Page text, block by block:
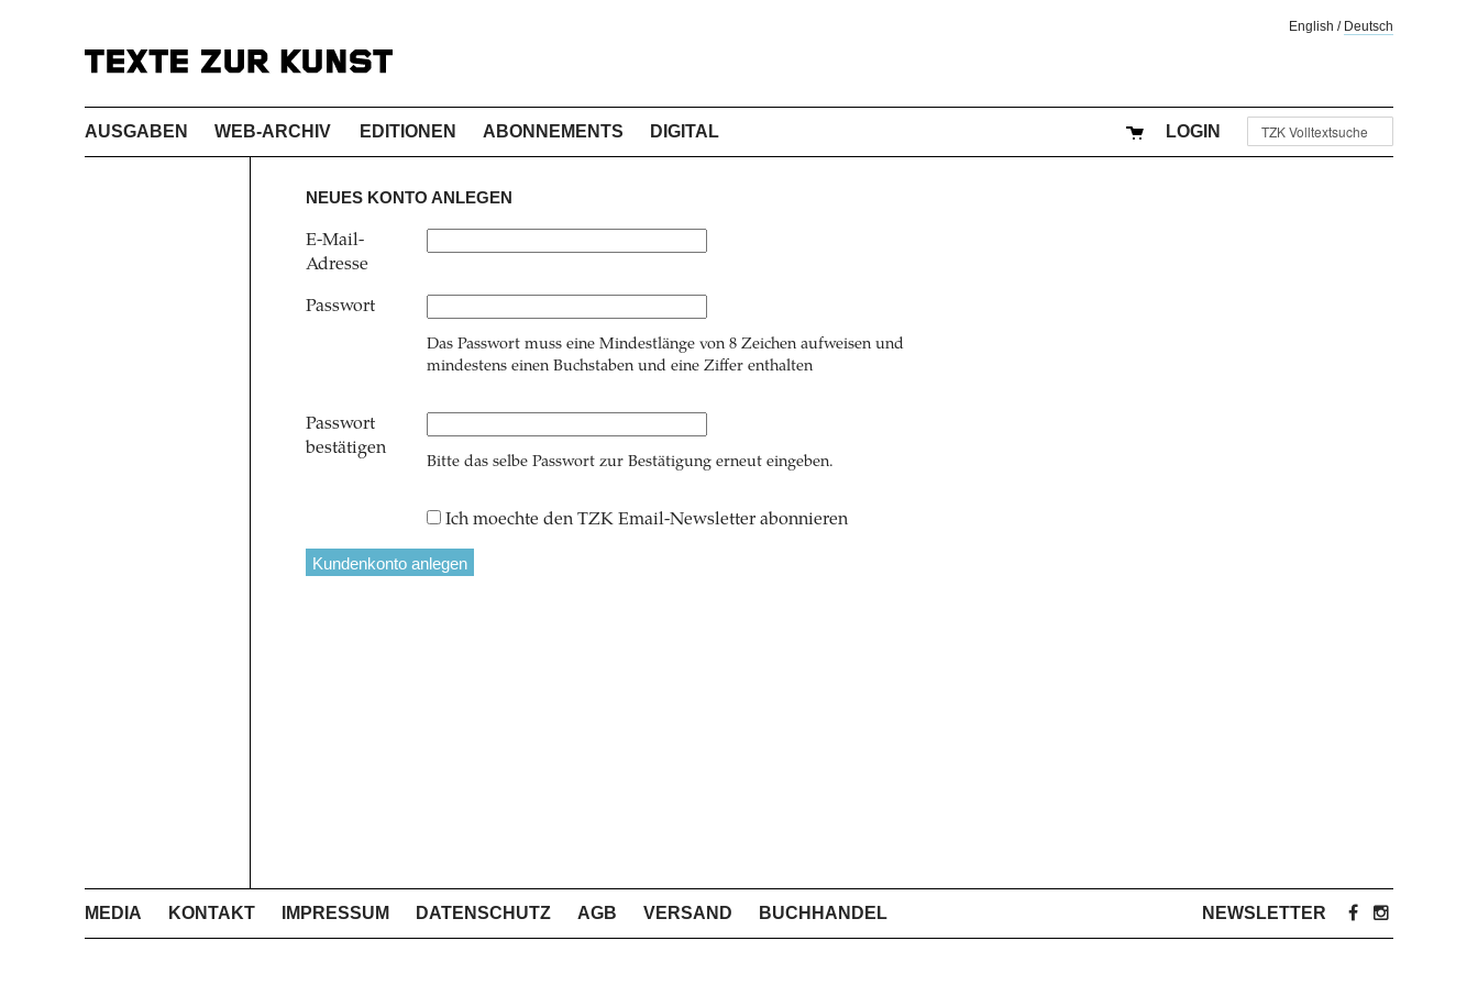
English / Deutsch
AUSGABEN WEB-ARCHIV EDITIONEN ABONNEMENTS DIGITAL LOGIN
NEUES KONTO ANLEGEN
E-Mail-
Adresse
Passwort
Das Passwort muss eine Mindestlänge von 8 Zeichen aufweisen und
mindestens einen Buchstaben und eine Ziffer enthalten
Passwort
bestätigen
Bitte das selbe Passwort zur Bestätigung erneut eingeben.
Ich moechte den TZK Email-Newsletter abonnieren
MEDIA KONTAKT IMPRESSUM DATENSCHUTZ AGB VERSAND BUCHHANDEL NEWSLETTER